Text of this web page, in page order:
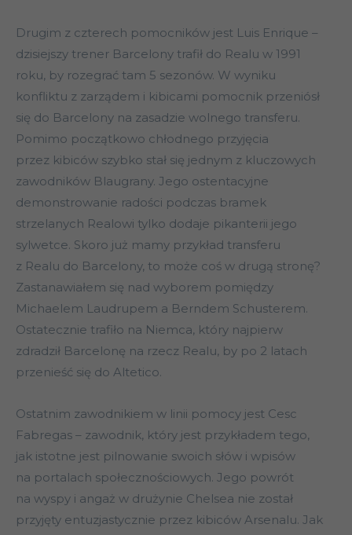
Drugim z czterech pomocników jest Luis Enrique –
dzisiejszy trener Barcelony trafił do Realu w 1991
roku, by rozegrać tam 5 sezonów. W wyniku
konfliktu z zarządem i kibicami pomocnik przeniósł
się do Barcelony na zasadzie wolnego transferu.
Pomimo początkowo chłodnego przyjęcia
przez kibiców szybko stał się jednym z kluczowych
zawodników Blaugrany. Jego ostentacyjne
demonstrowanie radości podczas bramek
strzelanych Realowi tylko dodaje pikanterii jego
sylwetce. Skoro już mamy przykład transferu
z Realu do Barcelony, to może coś w drugą stronę?
Zastanawiałem się nad wyborem pomiędzy
Michaelem Laudrupem a Berndem Schusterem.
Ostatecznie trafiło na Niemca, który najpierw
zdradził Barcelonę na rzecz Realu, by po 2 latach
przenieść się do Altetico.
Ostatnim zawodnikiem w linii pomocy jest Cesc
Fabregas – zawodnik, który jest przykładem tego,
jak istotne jest pilnowanie swoich słów i wpisów
na portalach społecznościowych. Jego powrót
na wyspy i angaż w drużynie Chelsea nie został
przyjęty entuzjastycznie przez kibiców Arsenalu. Jak